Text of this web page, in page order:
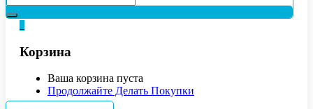
Корзина
Ваша корзина пуста
Продолжайте Делать Покупки